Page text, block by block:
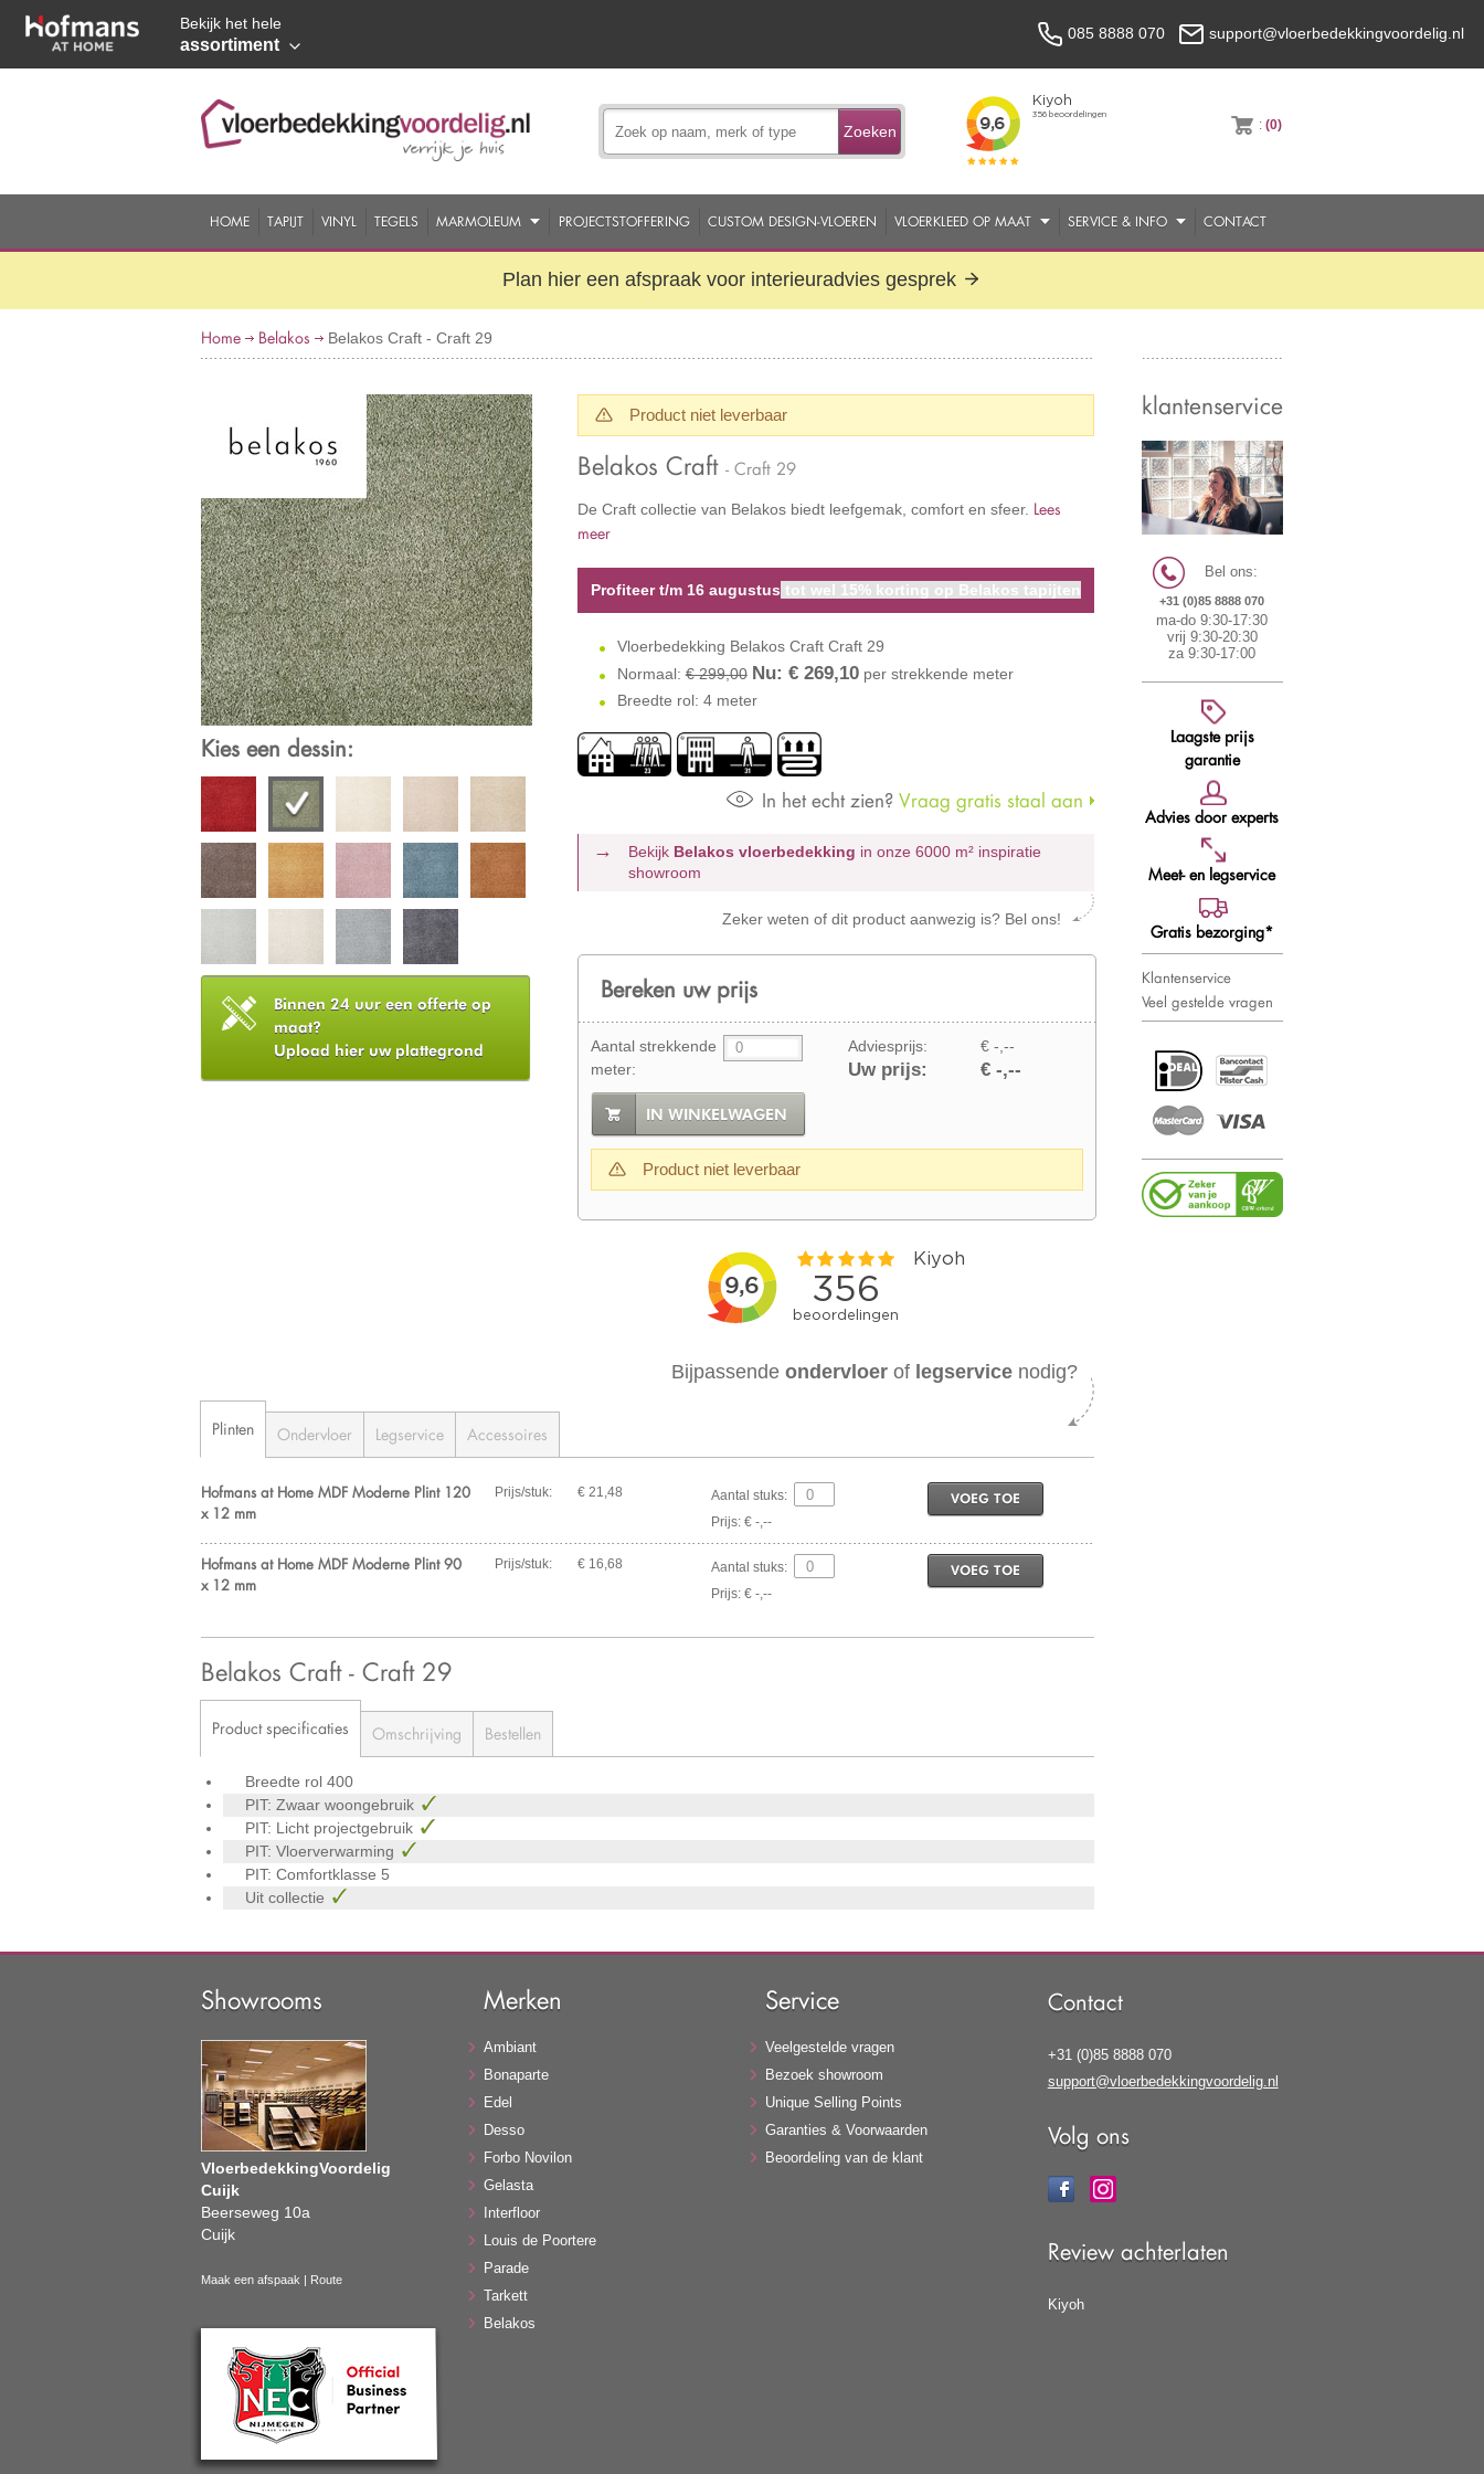
Bekijk het hele
assortiment
085 8888 070 support@vloerbedekkingvoordelig.nl
Zoeken :(0)
HOME TAPIJT VINYL TEGELS MARMOLEUM PROJECTSTOFFERING CUSTOM DESIGN-VLOEREN VLOERKLEED OP MAAT SERVICE & INFO CONTACT
Plan hier een afspraak voor interieuradvies gesprek
Home Belakos Belakos Craft - Craft 29
Kies een dessin:
Binnen 24 uur een offerte op
maat?
Upload hier uw plattegrond
Product niet leverbaar
Belakos Craft - Craft 29
De Craft collectie van Belakos biedt leefgemak, comfort en sfeer. Lees
meer
Profiteer t/m 16 augustus tot wel 15% korting op Belakos tapijten
Vloerbedekking Belakos Craft Craft 29
Normaal:€ 299,00 Nu: € 269,10per strekkende meter
Breedte rol: 4 meter
In het echt zien? Vraag gratis staal aan
Bekijk Belakos vloerbedekking in onze 6000 m² inspiratie
showroom
Zeker weten of dit product aanwezig is? Bel ons!
Bereken uw prijs
Aantal strekkende
meter:
Adviesprijs: € -,--
Uw prijs: € -,--
IN WINKELWAGEN
Product niet leverbaar
klantenservice
Bel ons:
+31 (0)85 8888 070
ma-do 9:30-17:30
vrij 9:30-20:30
za 9:30-17:00
Laagste prijs
garantie
Advies door experts
Meet- en legservice
Gratis bezorging*
Klantenservice
Veel gestelde vragen
Bijpassendeondervloer of legservice nodig?
Plinten Ondervloer Legservice Accessoires
Hofmans at Home MDF Moderne Plint 120
x 12 mm
Prijs/stuk: € 21,48
Aantal stuks:
Prijs: € -,--
VOEG TOE
Hofmans at Home MDF Moderne Plint 90
x 12 mm
Prijs/stuk: € 16,68
Aantal stuks:
Prijs: € -,--
VOEG TOE
Belakos Craft - Craft 29
Product specificaties Omschrijving Bestellen
Breedte rol 400
PIT: Zwaar woongebruik
PIT: Licht projectgebruik
PIT: Vloerverwarming
PIT: Comfortklasse 5
Uit collectie
Showrooms
VloerbedekkingVoordelig
Cuijk
Beerseweg 10a
Cuijk
Maak een afspaak | Route
Merken
Ambiant
Bonaparte
Edel
Desso
Forbo Novilon
Gelasta
Interfloor
Louis de Poortere
Parade
Tarkett
Belakos
Service
Veelgestelde vragen
Bezoek showroom
Unique Selling Points
Garanties & Voorwaarden
Beoordeling van de klant
Contact
+31 (0)85 8888 070
support@vloerbedekkingvoordelig.nl
Volg ons
Review achterlaten
Kiyoh